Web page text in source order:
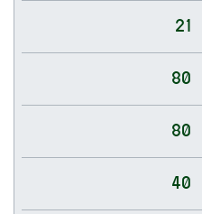
21
80
80
40